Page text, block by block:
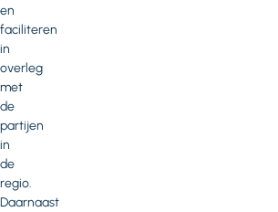
en
faciliteren
in
overleg
met
de
partijen
in
de
regio.
Daarnaast